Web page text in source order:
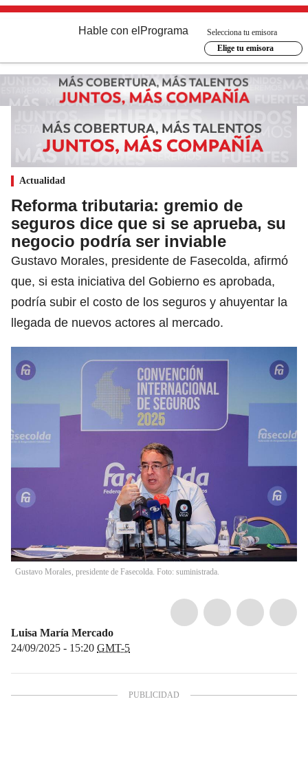
Hable con el Programa
Selecciona tu emisora
Elige tu emisora
Actualidad
Reforma tributaria: gremio de
seguros dice que si se aprueba, su
negocio podría ser inviable
Gustavo Morales, presidente de Fasecolda, afirmó
que, si esta iniciativa del Gobierno es aprobada,
podría subir el costo de los seguros y ahuyentar la
llegada de nuevos actores al mercado.
Gustavo Morales, presidente de Fasecolda. Foto: suministrada.
Luisa María Mercado
24/09/2025 - 15:20 GMT-5